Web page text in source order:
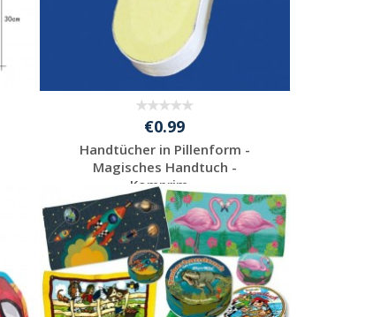
€0.99
Handtücher in Pillenform -
Magisches Handtuch -
Komprim...
Individuelle
Werbeartikel
anfragen